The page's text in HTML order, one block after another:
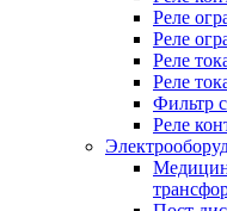
Реле
Реле
Реле
Реле
Фильтр
Реле